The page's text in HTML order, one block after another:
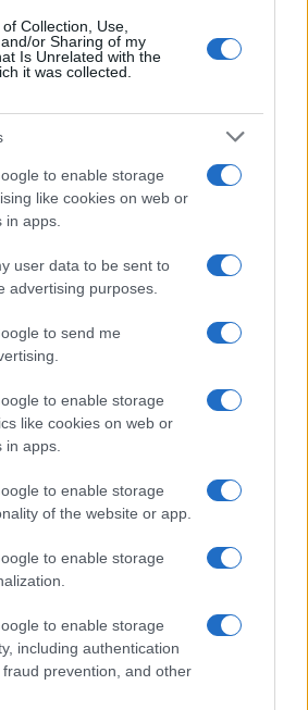
Collection, Use,
or Sharing of my
Is Unrelated with the
it was collected.
to enable storage
like cookies on web or
apps.
user data to be sent to
advertising purposes.
to send me
to enable storage
like cookies on web or
apps.
to enable storage
of the website or app.
to enable storage
to enable storage
including authentication
prevention, and other
riprendere le operazioni di
Harry
2026